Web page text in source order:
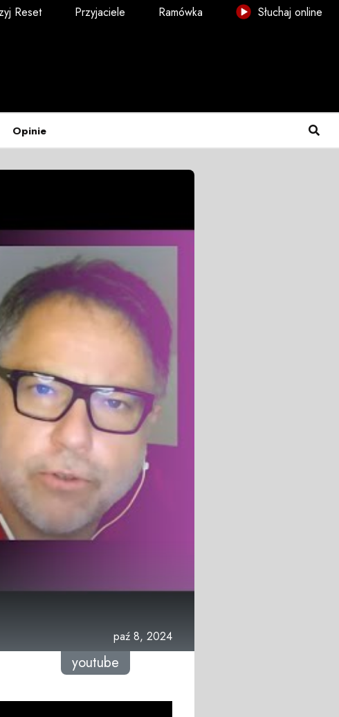
Reset Przyjaciele Ramówka Słuchaj online
Opinie
paź 8, 2024
youtube